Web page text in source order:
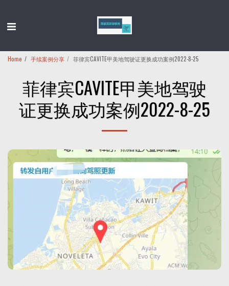
Home 手续案例分享 菲律宾CAVITE甲美地驾驶证更换成功案例2022-8-25
菲律宾CAVITE甲美地驾驶
证更换成功案例2022-8-25